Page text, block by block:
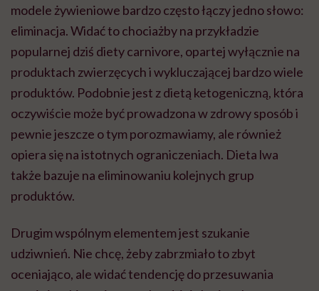
modele żywieniowe bardzo często łączy jedno słowo:
eliminacja. Widać to chociażby na przykładzie
popularnej dziś diety carnivore, opartej wyłącznie na
produktach zwierzęcych i wykluczającej bardzo wiele
produktów. Podobnie jest z dietą ketogeniczną, która
oczywiście może być prowadzona w zdrowy sposób i
pewnie jeszcze o tym porozmawiamy, ale również
opiera się na istotnych ograniczeniach. Dieta lwa
także bazuje na eliminowaniu kolejnych grup
produktów.
Drugim wspólnym elementem jest szukanie
udziwnień. Nie chcę, żeby zabrzmiało to zbyt
oceniająco, ale widać tendencję do przesuwania